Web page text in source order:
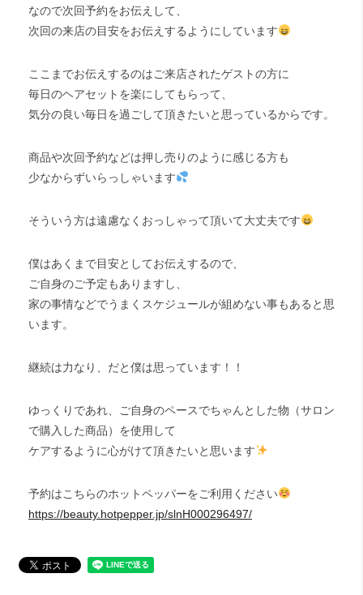
なので次回予約をお伝えして、
次回の来店の目安をお伝えするようにしています
ここまでお伝えするのはご来店されたゲストの方に
毎日のヘアセットを楽にしてもらって、
気分の良い毎日を過ごして頂きたいと思っているからです。
商品や次回予約などは押し売りのように感じる方も
少なからずいらっしゃいます
そういう方は遠慮なくおっしゃって頂いて大丈夫です
僕はあくまで目安としてお伝えするので、
ご自身のご予定もありますし、
家の事情などでうまくスケジュールが組めない事もあると思
います。
継続は力なり、だと僕は思っています！！
ゆっくりであれ、ご自身のペースでちゃんとした物（サロン
で購入した商品）を使用して
ケアするように心がけて頂きたいと思います
予約はこちらのホットペッパーをご利用ください
https://beauty.hotpepper.jp/slnH000296497/